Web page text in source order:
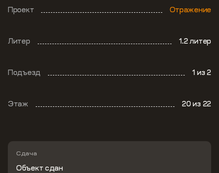
Проект Отражение
Литер 1.2 литер
Подъезд 1из 2
Этаж 20из 22
Сдача
Объект сдан